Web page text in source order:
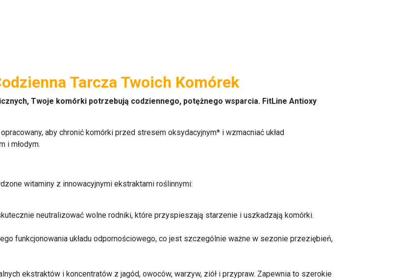
Tarcza Twoich Komórek
Twoje komórki potrzebują codziennego, potężnego wsparcia. FitLine Antioxy
aby chronić komórki przed stresem oksydacyjnym* i wzmacniać układ
i młodym.
witaminy z innowacyjnymi ekstraktami roślinnymi:
neutralizować wolne rodniki, które przyspieszają starzenie i uszkadzają komórki.
funkcjonowania układu odpornościowego, co jest szczególnie ważne w sezonie przeziębień,
ekstraktów i koncentratów z jagód, owoców, warzyw, ziół i przypraw. Zapewnia to szerokie